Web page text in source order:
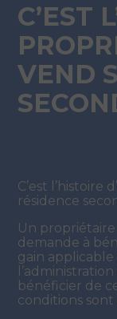
C’EST
VEND
C’est l’histoire
résidence
Un
demande à
gain applicable
bénéficier de
conditions sont